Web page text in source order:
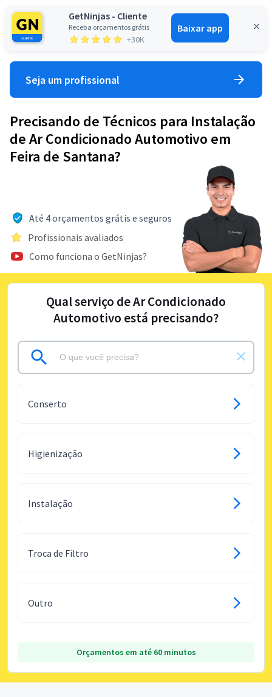
GetNinjas - Cliente
Receba orçamentos grátis
+30K
Baixar app
Entrar
Seja um profissional
Precisando de Técnicos para Instalação
de Ar Condicionado Automotivo em
Feira de Santana?
Até 4 orçamentos grátis e seguros
Profissionais avaliados
Como funciona o GetNinjas?
Qual serviço de Ar Condicionado
Automotivo está precisando?
Conserto
Higienização
Instalação
Troca de Filtro
Outro
Orçamentos em até 60 minutos